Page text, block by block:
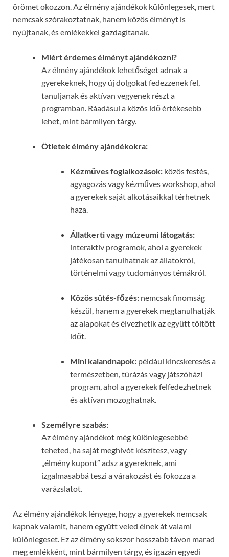
örömet okozzon. Az élmény ajándékok különlegesek, mert
nemcsak szórakoztatnak, hanem közös élményt is
nyújtanak, és emlékekkel gazdagítanak.
Miért érdemes élményt ajándékozni?
Az élmény ajándékok lehetőséget adnak a
gyerekeknek, hogy új dolgokat fedezzenek fel,
tanuljanak és aktívan vegyenek részt a
programban. Ráadásul a közös idő értékesebb
lehet, mint bármilyen tárgy.
Ötletek élmény ajándékokra:
Kézműves foglalkozások: közös festés,
agyagozás vagy kézműves workshop, ahol
a gyerekek saját alkotásaikkal térhetnek
haza.
Állatkerti vagy múzeumi látogatás:
interaktív programok, ahol a gyerekek
játékosan tanulhatnak az állatokról,
történelmi vagy tudományos témákról.
Közös sütés-főzés: nemcsak finomság
készül, hanem a gyerekek megtanulhatják
az alapokat és élvezhetik az együtt töltött
időt.
Mini kalandnapok: például kincskeresés a
természetben, túrázás vagy játszóházi
program, ahol a gyerekek felfedezhetnek
és aktívan mozoghatnak.
Személyre szabás:
Az élmény ajándékot még különlegesebbé
teheted, ha saját meghívót készítesz, vagy
„élmény kupont” adsz a gyereknek, ami
izgalmasabbá teszi a várakozást és fokozza a
varázslatot.
Az élmény ajándékok lényege, hogy a gyerekek nemcsak
kapnak valamit, hanem együtt veled élnek át valami
különlegeset. Ez az élmény sokszor hosszabb távon marad
meg emlékként, mint bármilyen tárgy, és igazán egyedi